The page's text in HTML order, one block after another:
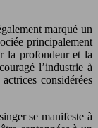
marqué un
principalement
la profondeur et la
l’industrie à
considérées
se manifeste à